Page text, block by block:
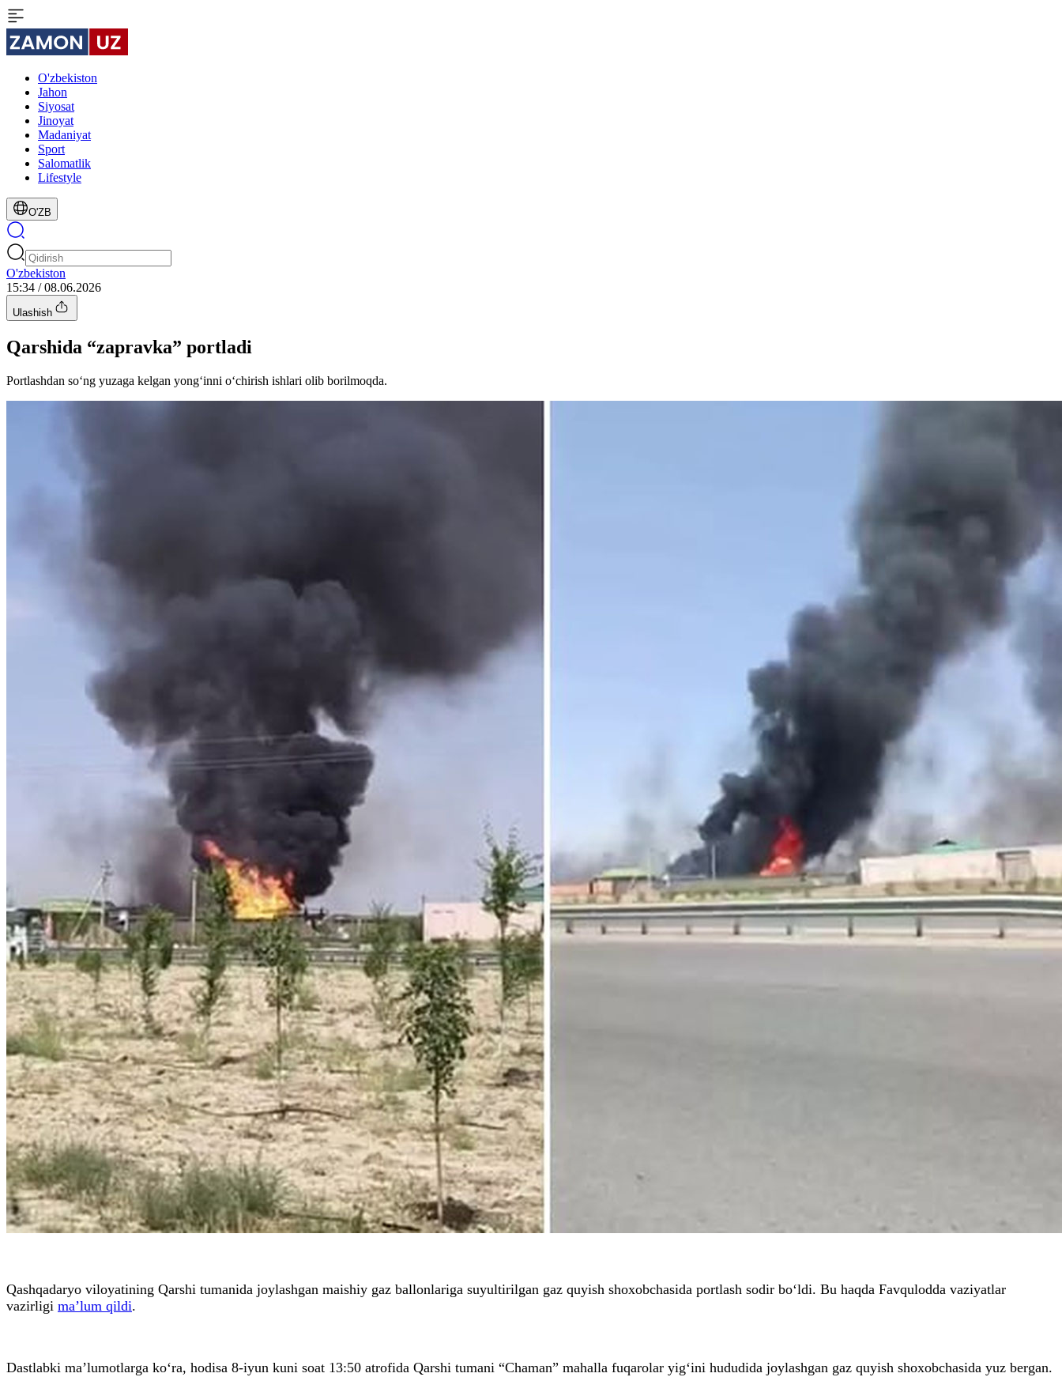
O'zbekiston
Jahon
Siyosat
Jinoyat
Madaniyat
Sport
Salomatlik
Lifestyle
O'ZB
O'zbekiston
15:34 / 08.06.2026
Ulashish
Qarshida “zapravka” portladi
Portlashdan so‘ng yuzaga kelgan yong‘inni o‘chirish ishlari olib borilmoqda.
Qashqadaryo viloyatining Qarshi tumanida joylashgan maishiy gaz ballonlariga suyultirilgan gaz quyish shoxobchasida portlash sodir bo‘ldi. Bu haqda Favqulodda vaziyatlar
vazirligi ma’lum qildi.
Dastlabki ma’lumotlarga ko‘ra, hodisa 8-iyun kuni soat 13:50 atrofida Qarshi tumani “Chaman” mahalla fuqarolar yig‘ini hududida joylashgan gaz quyish shoxobchasida yuz bergan.